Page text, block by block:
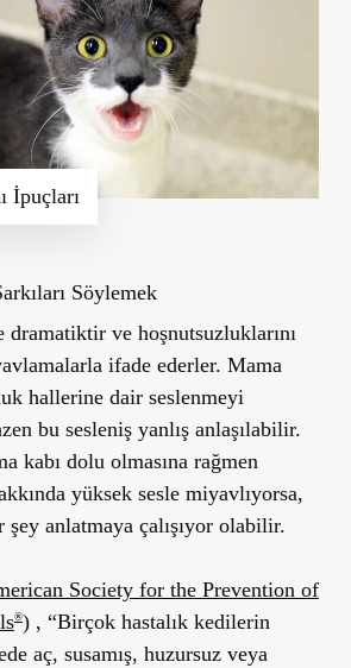
İpuçları
Söylemek
ve hoşnutsuzluklarını
ifade ederler. Mama
hallerine dair seslenmeyi
bu sesleniş yanlış anlaşılabilir.
kabı dolu olmasına rağmen
yüksek sesle miyavlıyorsa,
şey anlatmaya çalışıyor olabilir.
Society for the Prevention of
®), “Birçok hastalık kedilerin
aç, susamış, huzursuz veya